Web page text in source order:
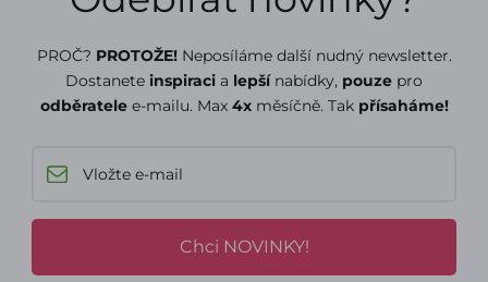
PROČ? PROTOŽE! Neposíláme další nudný newsletter.
Dostanete inspiraci a lepšínabídky, pouze pro
odběratelee-mailu. Max 4xměsíčně. Tak přísaháme!
Chci NOVINKY!